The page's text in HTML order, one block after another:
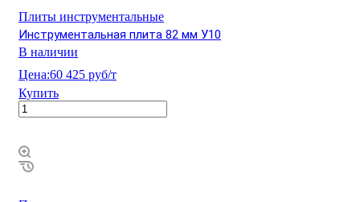
Плиты инструментальные
Инструментальная плита 82 мм У10
В наличии
Цена:60 425 руб/т
Купить